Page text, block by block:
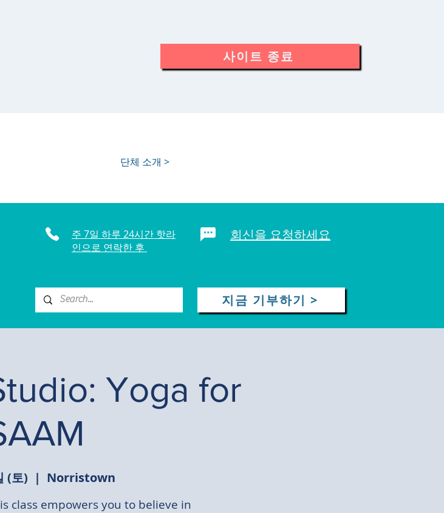
사이트 종료
단체 소개 >
주 7일 하루 24시간 핫라
인으로 연락한 후
회신을 요청하세요
지금 기부하기 >
Yoga for
(토)
  |
Norristown
class empowers you to believe in